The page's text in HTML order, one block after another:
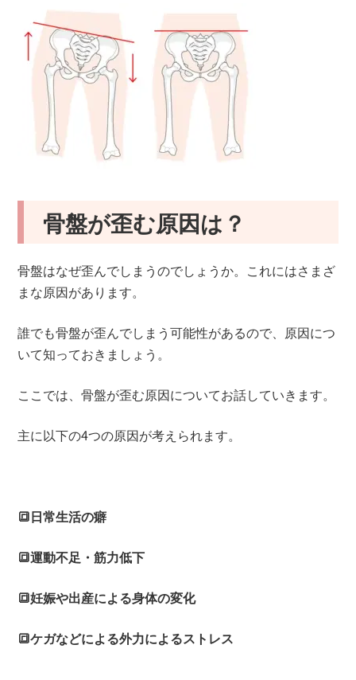
骨盤が歪む原因は？
骨盤はなぜ歪んでしまうのでしょうか。これにはさまざ
まな原因があります。
誰でも骨盤が歪んでしまう可能性があるので、原因につ
いて知っておきましょう。
ここでは、骨盤が歪む原因についてお話していきます。
主に以下の4つの原因が考えられます。
🔳日常生活の癖
🔳運動不足・筋力低下
🔳妊娠や出産による身体の変化
🔳ケガなどによる外力によるストレス